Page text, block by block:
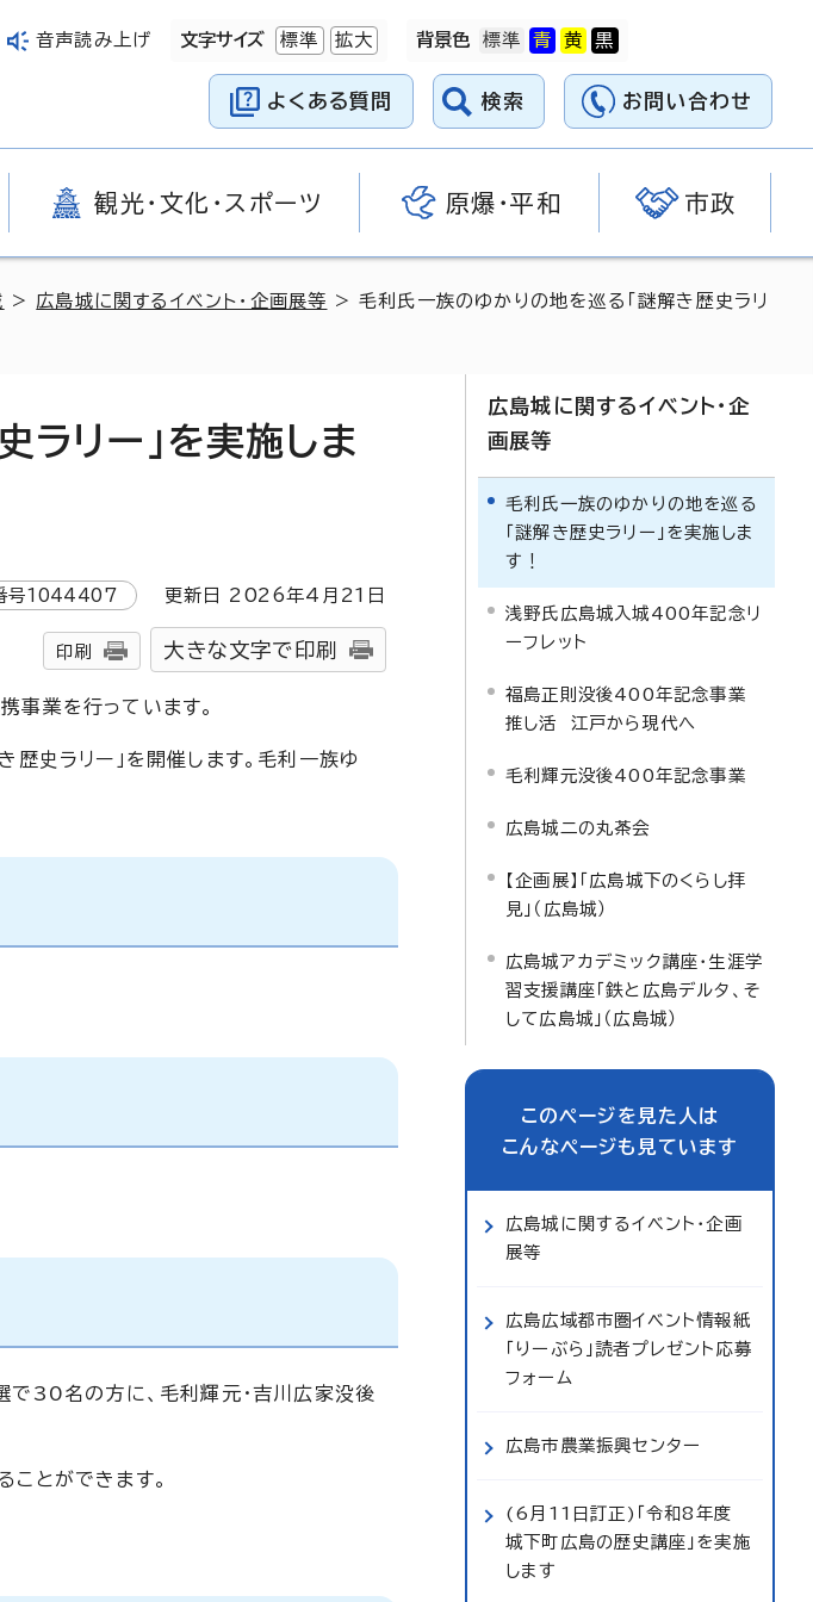
音声読み上げ 文字サイズ 標準 拡大 背景色
よくある質問 検索 お問い合わせ
観光・文化・スポーツ 原爆・平和 市政
> 広島城に関するイベント・企画展等 > 毛利氏一族のゆかりの地を巡る「謎解き歴史ラリ
ラリー」を実施しま
号1044407 更新日 2026年4月 21 日
印刷 大きな文字で印刷
事業を行っています。
史ラリー」を開催します。毛利一族ゆ
で30名の方に、毛利輝元・吉川広家没後
ことができます。
広島城に関するイベント・企
画展等
毛利氏一族のゆかりの地を巡る
「謎解き歴史ラリー」を実施しま
す！
浅野氏広島城入城400年記念リ
ーフレット
福島正則没後400年記念事業
推し活 江戸から現代へ
毛利輝元没後400年記念事業
広島城二の丸茶会
【企画展】「広島城下のくらし拝
見」（広島城）
広島城アカデミック講座・生涯学
習支援講座「鉄と広島デルタ、そ
して広島城」（広島城）
このページを見た人は
こんなページも見ています
広島城に関するイベント・企画
展等
広島広域都市圏イベント情報紙
「りーぶら」読者プレゼント応募
フォーム
広島市農業振興センター
(6月11日訂正)「令和8年度
城下町広島の歴史講座」を実施
します